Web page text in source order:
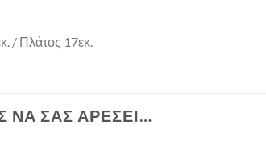
/ Πλάτος 17εκ.
ΝΑ ΣΑΣ ΑΡΈΣΕΙ…